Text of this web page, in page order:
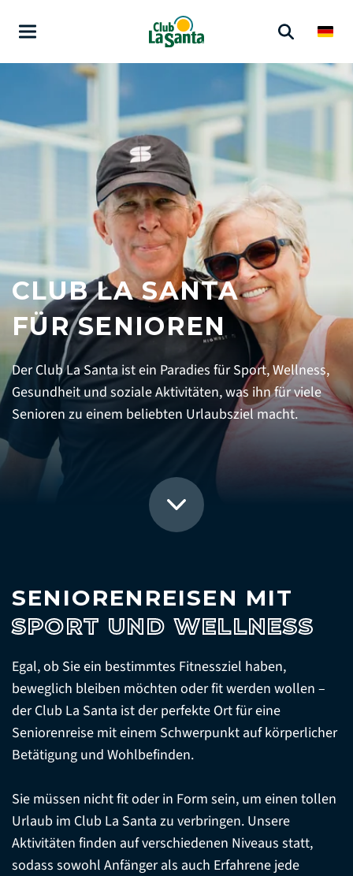
CLUB LA SANTA
FÜR SENIOREN
Der Club La Santa ist ein Paradies für Sport, Wellness,
Gesundheit und soziale Aktivitäten, was ihn für viele
Senioren zu einem beliebten Urlaubsziel macht.
SENIORENREISEN MIT
SPORT UND WELLNESS
Egal, ob Sie ein bestimmtes Fitnessziel haben,
beweglich bleiben möchten oder fit werden wollen –
der Club La Santa ist der perfekte Ort für eine
Seniorenreise mit einem Schwerpunkt auf körperlicher
Betätigung und Wohlbefinden.
Sie müssen nicht fit oder in Form sein, um einen tollen
Urlaub im Club La Santa zu verbringen. Unsere
Aktivitäten finden auf verschiedenen Niveaus statt,
sodass sowohl Anfänger als auch Erfahrene jede